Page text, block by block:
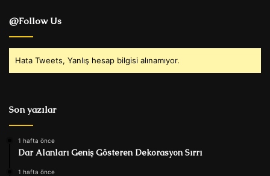
@Follow Us
Hata Tweets, Yanlış hesap bilgisi alınamıyor.
Son yazılar
1 hafta önce
Dar Alanları Geniş Gösteren Dekorasyon Sırrı
1 hafta önce